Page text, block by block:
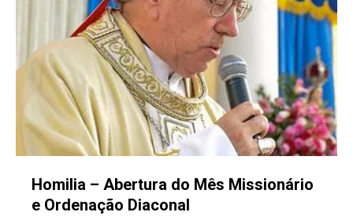
Homilia – Abertura do Mês Missionário
e Ordenação Diaconal